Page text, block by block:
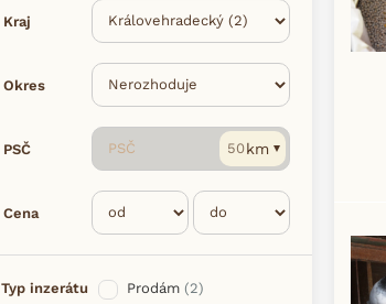
Kraj
Okres
PSČ PSČ km
Cena
Typ inzerátu Prodám (2)